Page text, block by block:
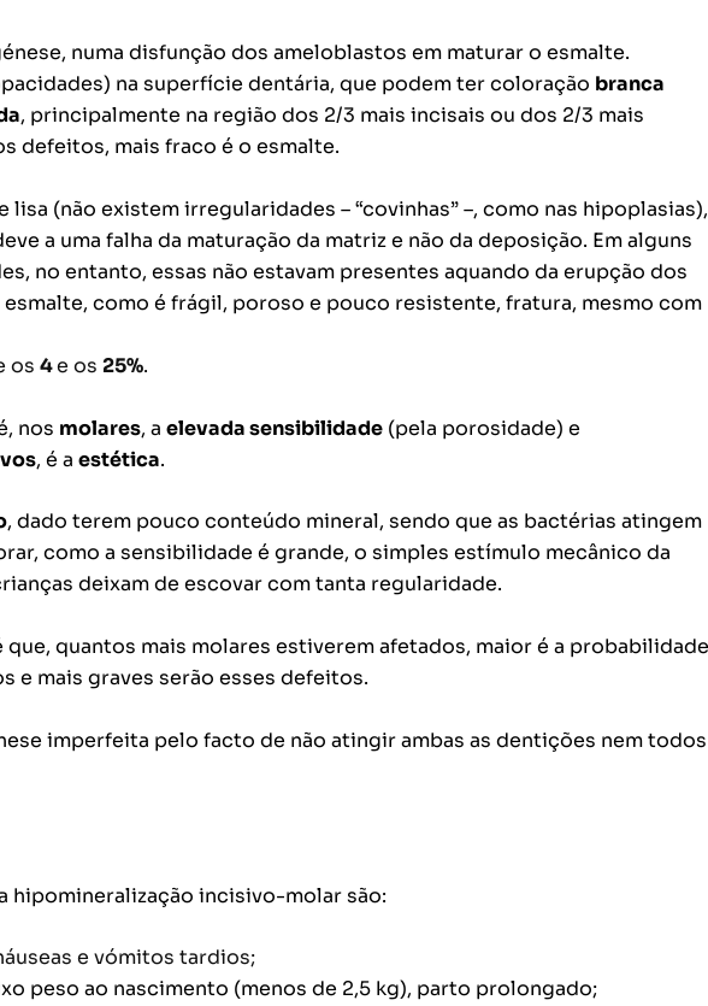
numa disfunção dos ameloblastos em maturar o esmalte.
na superfície dentária, que podem ter coloração branca
, principalmente na região dos 2/3 mais incisais ou dos 2/3 mais
defeitos, mais fraco é o esmalte.
(não existem irregularidades – “covinhas” –, como nas hipoplasias),
a uma falha da maturação da matriz e não da deposição. Em alguns
no entanto, essas não estavam presentes aquando da erupção dos
como é frágil, poroso e pouco resistente, fratura, mesmo com
os 4e os 25%.
nos molares, a elevada sensibilidade(pela porosidade) e
, é a estética.
, dado terem pouco conteúdo mineral, sendo que as bactérias atingem
como a sensibilidade é grande, o simples estímulo mecânico da
deixam de escovar com tanta regularidade.
quantos mais molares estiverem afetados, maior é a probabilidade
e mais graves serão esses defeitos.
imperfeita pelo facto de não atingir ambas as dentições nem todos
hipomineralização incisivo-molar são:
e vómitos tardios;
peso ao nascimento (menos de 2,5 kg), parto prolongado;